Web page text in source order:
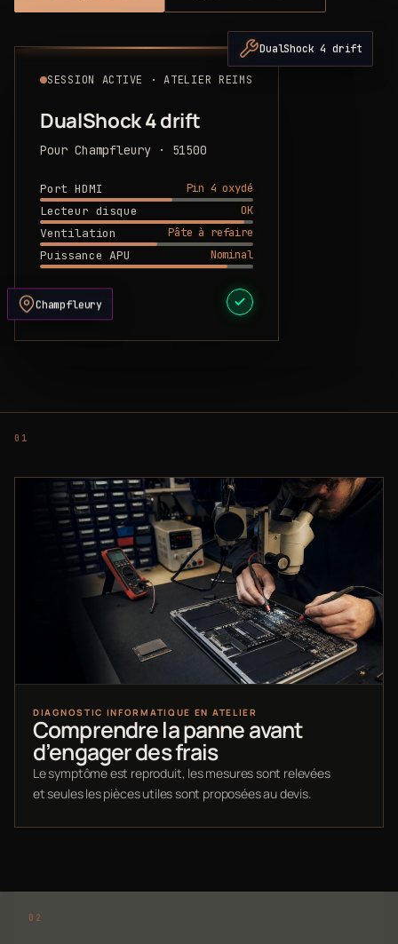
SESSION ACTIVE · ATELIER REIMS
DualShock 4 drift
Pour Champfleury · 51500
Port HDMI
Pin 4 oxydé
Lecteur disque
OK
Ventilation
Pâte à refaire
Puissance APU
Nominal
DEVIS PRÊT
DualShock 4 drift
Champfleury
DIAGNOSTIC INFORMATIQUE EN ATELIER
Comprendre la panne avant
d’engager des frais
Le symptôme est reproduit, les mesures sont relevées
et seules les pièces utiles sont proposées au devis.